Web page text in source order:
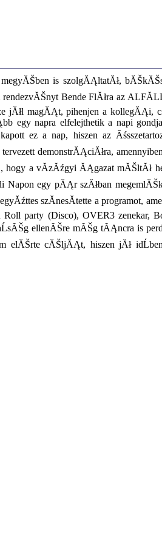
is szolgĂĄltatĂł,
Bende FlĂłra az
jĂłl magĂĄt, pihenjen a
egy napra elfelejthetik a napi
ez a nap, hiszen az
demonstrĂĄciĂłra,
hogy a vĂ­zĂźgyi ĂĄgazat mĂŠltĂł
egy pĂĄr szĂłban
szĂ­nesĂ­tette a programot,
party (Disco), OVER3 zenekar,
ellenĂŠre mĂŠg tĂĄncra is
cĂŠljĂĄt, hiszen jĂł